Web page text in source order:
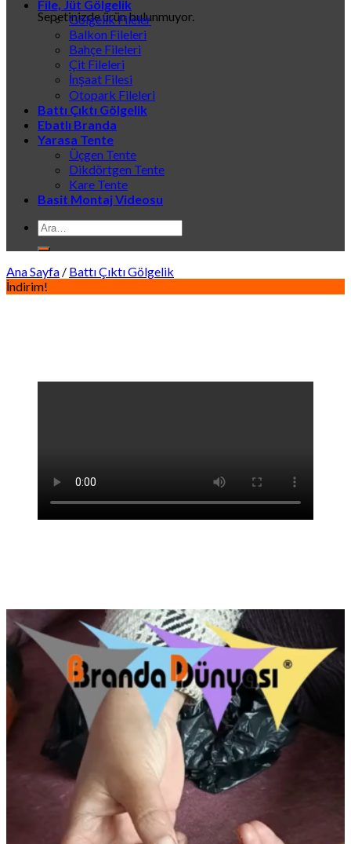
Sepetinizde ürün bulunmuyor.
File, Jüt Gölgelik
Gölgelik Fileler
Balkon Fileleri
Bahçe Fileleri
Çit Fileleri
İnşaat Filesi
Otopark Fileleri
Battı Çıktı Gölgelik
Ebatlı Branda
Yarasa Tente
Üçgen Tente
Dikdörtgen Tente
Kare Tente
Basit Montaj Videosu
Ara:
Ana Sayfa / Battı Çıktı Gölgelik
İndirim!